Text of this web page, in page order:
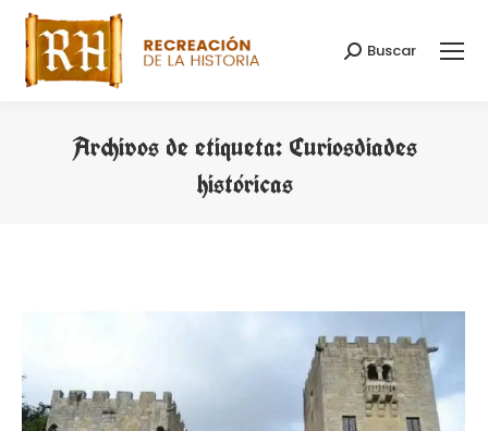
Buscar:
Buscar
Archivos de etiqueta: Curiosdiades
históricas